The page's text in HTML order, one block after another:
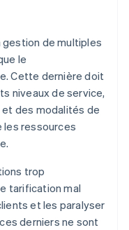
gestion de multiples
le
Cette dernière doit
niveaux de service,
des modalités de
ressources
trop
tarification mal
et les paralyser
derniers ne sont